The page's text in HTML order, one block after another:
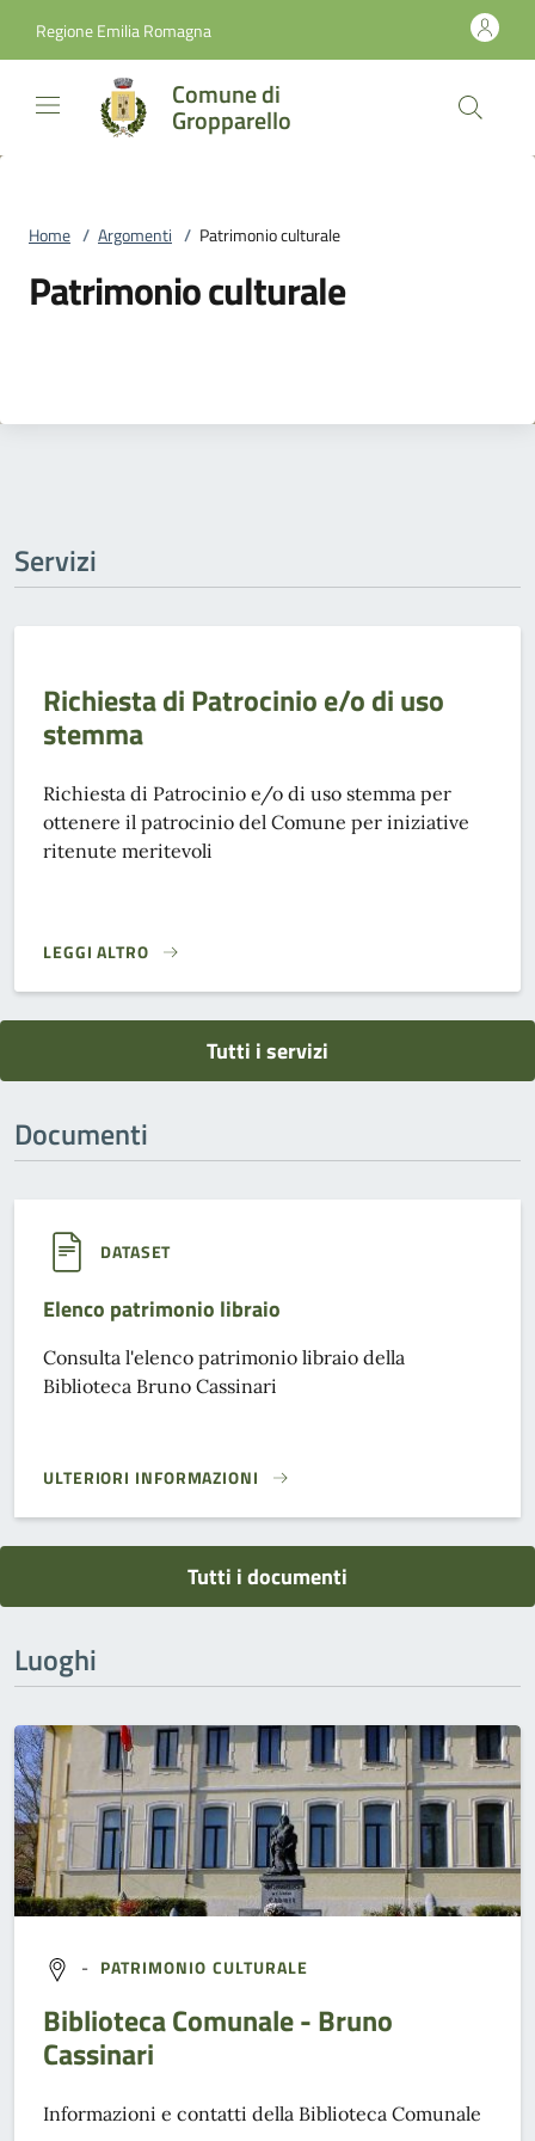
Regione Emilia Romagna
Comune di
Gropparello
Home / Argomenti / Patrimonio culturale
Patrimonio culturale
Servizi
Richiesta di Patrocinio e/o di uso
stemma
Richiesta di Patrocinio e/o di uso stemma per
ottenere il patrocinio del Comune per iniziative
ritenute meritevoli
LEGGI ALTRO
RICHIESTA DI PATROCINIO E/O DI USO STEMMA}
Tutti i servizi
Documenti
DATASET
Elenco patrimonio libraio
Consulta l'elenco patrimonio libraio della
Biblioteca Bruno Cassinari
ULTERIORI INFORMAZIONI
ELENCO PATRIMONIO LIBRAIO}
Tutti i documenti
Luoghi
- PATRIMONIO CULTURALE
Biblioteca Comunale - Bruno
Cassinari
Informazioni e contatti della Biblioteca Comunale